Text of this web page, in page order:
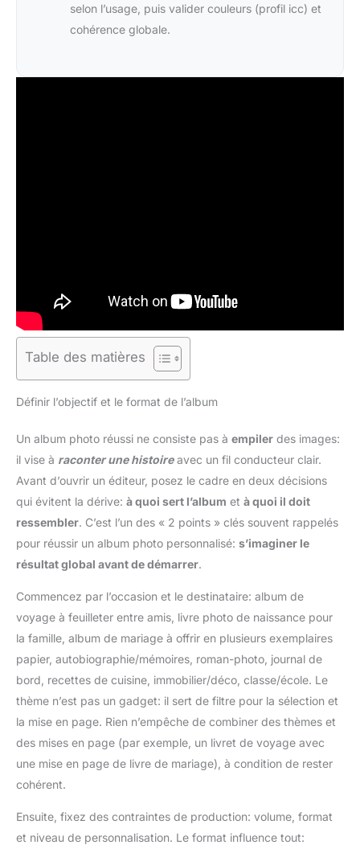
selon l’usage, puis valider couleurs (profil icc) et
cohérence globale.
Table des matières
Définir l’objectif et le format de l’album
Un album photo réussi ne consiste pas à empiler des images:
il vise à raconter une histoireavec un fil conducteur clair.
Avant d’ouvrir un éditeur, posez le cadre en deux décisions
qui évitent la dérive: à quoi sert l’album et à quoi il doit
ressembler. C’est l’un des « 2 points » clés souvent rappelés
pour réussir un album photo personnalisé: s’imaginer le
résultat global avant de démarrer.
Commencez par l’occasion et le destinataire: album de
voyage à feuilleter entre amis, livre photo de naissance pour
la famille, album de mariage à offrir en plusieurs exemplaires
papier, autobiographie/mémoires, roman-photo, journal de
bord, recettes de cuisine, immobilier/déco, classe/école. Le
thème n’est pas un gadget: il sert de filtre pour la sélection et
la mise en page. Rien n’empêche de combiner des thèmes et
des mises en page (par exemple, un livret de voyage avec
une mise en page de livre de mariage), à condition de rester
cohérent.
Ensuite, fixez des contraintes de production: volume, format
et niveau de personnalisation. Le format influence tout: